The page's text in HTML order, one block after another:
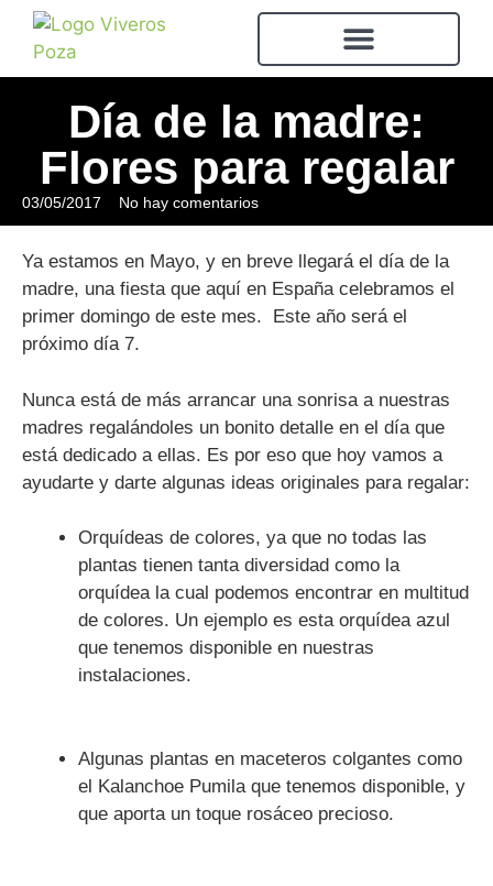
Día de la madre:
Flores para regalar
03/05/2017 No hay comentarios
Ya estamos en Mayo, y en breve llegará el día de la
madre, una fiesta que aquí en España celebramos el
primer domingo de este mes. Este año será el
próximo día 7.
Nunca está de más arrancar una sonrisa a nuestras
madres regalándoles un bonito detalle en el día que
está dedicado a ellas. Es por eso que hoy vamos a
ayudarte y darte algunas ideas originales para regalar:
Orquídeas de colores, ya que no todas las
plantas tienen tanta diversidad como la
orquídea la cual podemos encontrar en multitud
de colores. Un ejemplo es esta orquídea azul
que tenemos disponible en nuestras
instalaciones.
Algunas plantas en maceteros colgantes como
el Kalanchoe Pumila que tenemos disponible, y
que aporta un toque rosáceo precioso.